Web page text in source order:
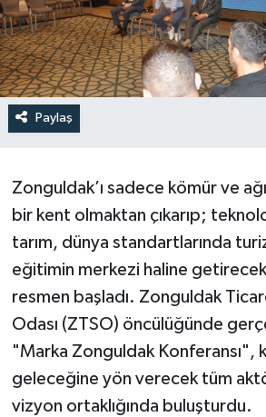
Paylaş
Zonguldak’ı sadece kömür ve
bir kent olmaktan çıkarıp;
tarım, dünya standartlarında
eğitimin merkezi haline
resmen başladı. Zonguldak
Odası (ZTSO) öncülüğünde
"Marka Zonguldak Konferansı",
geleceğine yön verecek tüm
vizyon ortaklığında buluşturdu.